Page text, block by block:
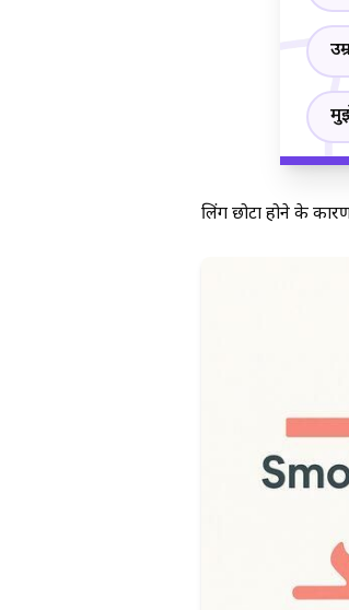
लिंग छोटा होने के